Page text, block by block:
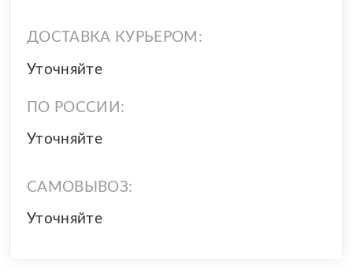
ДОСТАВКА КУРЬЕРОМ:
Уточняйте
ПО РОССИИ:
Уточняйте
САМОВЫВОЗ:
Уточняйте